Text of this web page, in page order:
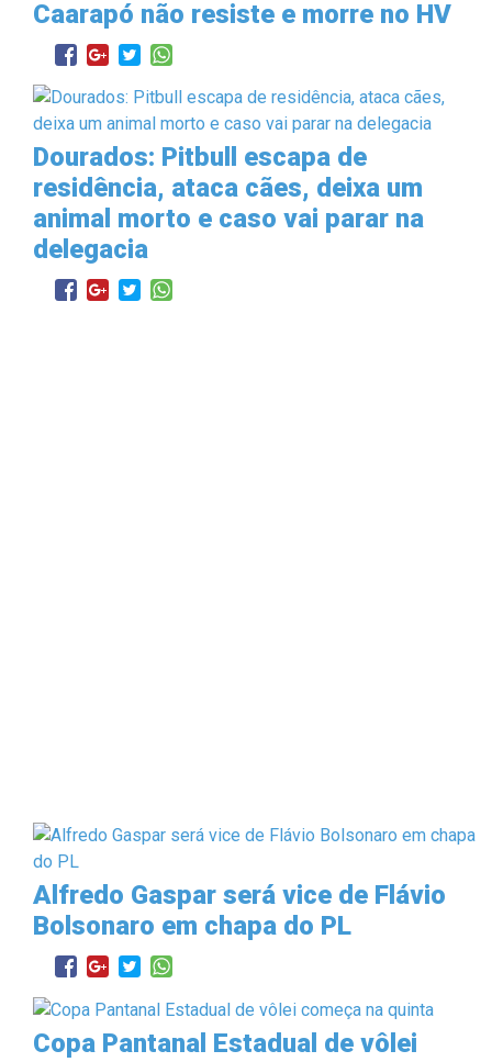
Caarapó não resiste e morre no HV
Dourados: Pitbull escapa de
residência, ataca cães, deixa um
animal morto e caso vai parar na
delegacia
Alfredo Gaspar será vice de Flávio
Bolsonaro em chapa do PL
Copa Pantanal Estadual de vôlei